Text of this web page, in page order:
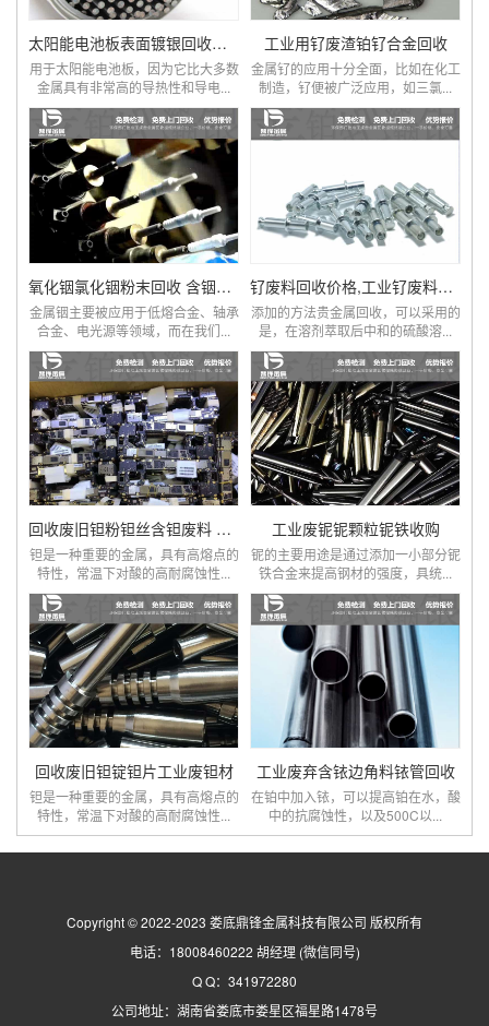
太阳能电池板表面镀银回收方法
用于太阳能电池板，因为它比大多数
金属具有非常高的导热性和导电...
工业用钌废渣铂钌合金回收
金属钌的应用十分全面，比如在化工
制造，钌便被广泛应用，如三氯...
氧化铟氯化铟粉末回收 含铟化合物提炼工艺
金属铟主要被应用于低熔合金、轴承
合金、电光源等领域，而在我们...
钌废料回收价格,工业钌废料回收,贵金属厂家
添加的方法贵金属回收，可以采用的
是，在溶剂萃取后中和的硫酸溶...
回收废旧钽粉钽丝含钽废料 保证隐秘
钽是一种重要的金属，具有高熔点的
特性，常温下对酸的高耐腐蚀性...
工业废铌铌颗粒铌铁收购
铌的主要用途是通过添加一小部分铌
铁合金来提高钢材的强度，具统...
回收废旧钽锭钽片工业废钽材
钽是一种重要的金属，具有高熔点的
特性，常温下对酸的高耐腐蚀性...
工业废弃含铱边角料铱管回收
在铂中加入铱，可以提高铂在水，酸
中的抗腐蚀性，以及500C以...
Copyright © 2022-2023 娄底鼎锋金属科技有限公司 版权所有
电话：18008460222 胡经理 (微信同号)
Q Q：341972280
公司地址：湖南省娄底市娄星区福星路1478号